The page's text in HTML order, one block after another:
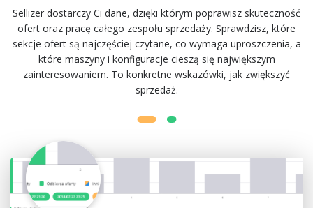
Sellizer dostarczy Ci dane, dzięki którym poprawisz skuteczność
ofert oraz pracę całego zespołu sprzedaży. Sprawdzisz, które
sekcje ofert są najczęściej czytane, co wymaga uproszczenia, a
które maszyny i konfiguracje cieszą się największym
zainteresowaniem. To konkretne wskazówki, jak zwiększyć
sprzedaż.